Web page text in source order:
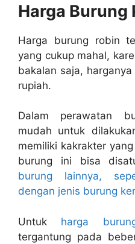
Harga Burung
Harga burung robin
yang cukup mahal,
bakalan saja,
rupiah.
Dalam perawatan
mudah untuk
memiliki kakrakter
burung ini bisa
burung lainnya,
dengan jenis burung
Untuk harga
tergantung pada